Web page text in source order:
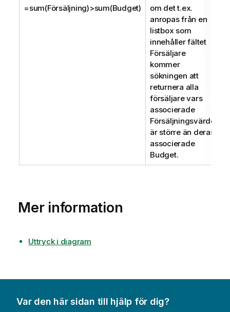
=sum(Försäljning)>sum(Budget)
om det t.ex.
anropas från en
listbox som
innehåller fältet
Försäljare
kommer
sökningen att
returnera alla
försäljare vars
associerade
Försäljningsvärde
är större än deras
associerade
Budget.
Mer information
Uttryck i diagram
Var den här sidan till hjälp för dig?